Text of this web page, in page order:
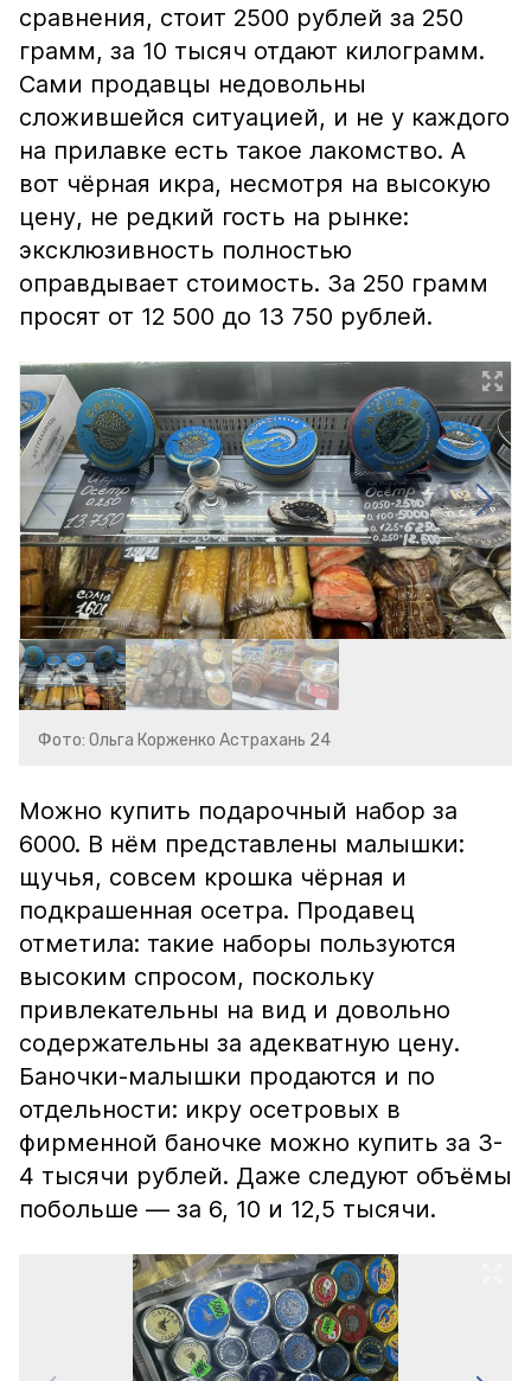
сравнения, стоит 2500 рублей за 250
грамм, за 10 тысяч отдают килограмм.
Сами продавцы недовольны
сложившейся ситуацией, и не у каждого
на прилавке есть такое лакомство. А
вот чёрная икра, несмотря на высокую
цену, не редкий гость на рынке:
эксклюзивность полностью
оправдывает стоимость. За 250 грамм
просят от 12 500 до 13 750 рублей.
Фото: Ольга Корженко Астрахань 24
Можно купить подарочный набор за
6000. В нём представлены малышки:
щучья, совсем крошка чёрная и
подкрашенная осетра. Продавец
отметила: такие наборы пользуются
высоким спросом, поскольку
привлекательны на вид и довольно
содержательны за адекватную цену.
Баночки-малышки продаются и по
отдельности: икру осетровых в
фирменной баночке можно купить за 3-
4 тысячи рублей. Даже следуют объёмы
побольше — за 6, 10 и 12,5 тысячи.